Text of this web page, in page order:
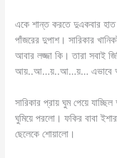
একে শান্ত করতে দুএকবার হাত
পাঁজরের দুপাশ। সারিকার
আবার লজ্জা কি। তারা
আয়..আ…য়..আ…য়… এভাবে
সারিকার প্রায় ঘুম পেয়ে
ঘুমিয়ে পরলো। ফকির বাবা
ছেলেকে শোয়ালো।